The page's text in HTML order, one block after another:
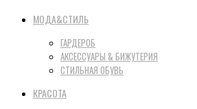
МОДА&СТИЛЬ
ГАРДЕРОБ
АКСЕССУАРЫ & БИЖУТЕРИЯ
СТИЛЬНАЯ ОБУВЬ
КРАСОТА